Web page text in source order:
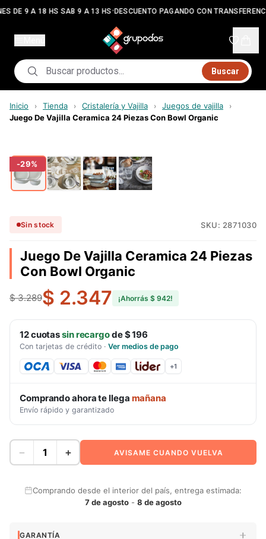
DE 9 A 18 HS SAB 9 A 13 HS•DESCUENTO PAGANDO CON
Buscar
Inicio › Tienda › Cristalería y Vajilla › Juegos de vajilla ›
Juego De Vajilla Ceramica 24 Piezas Con Bowl Organic
-29%
Sin stock SKU: 2871030
Juego De Vajilla Ceramica 24 Piezas
Con Bowl Organic
$ 3.289$ 2.347 ¡Ahorrás $ 942!
12cuotassin recargode$ 196
Con tarjetas de crédito · Ver medios de pago
+1
Comprando ahora te llega mañana
Envío rápido y garantizado
− + AVISAME CUANDO VUELVA
Comprando desde el interior del país, entrega estimada:
7 de agosto- 8 de agosto
GARANTÍA